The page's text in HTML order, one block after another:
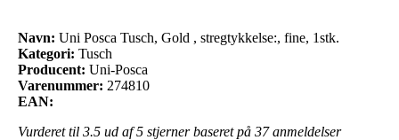
Navn: Uni Posca Tusch, Gold , stregtykkelse:, fine, 1stk.
Kategori: Tusch
Producent: Uni-Posca
Varenummer: 274810
EAN:
Vurderet til 3.5 ud af 5 stjerner baseret på 37anmeldelser